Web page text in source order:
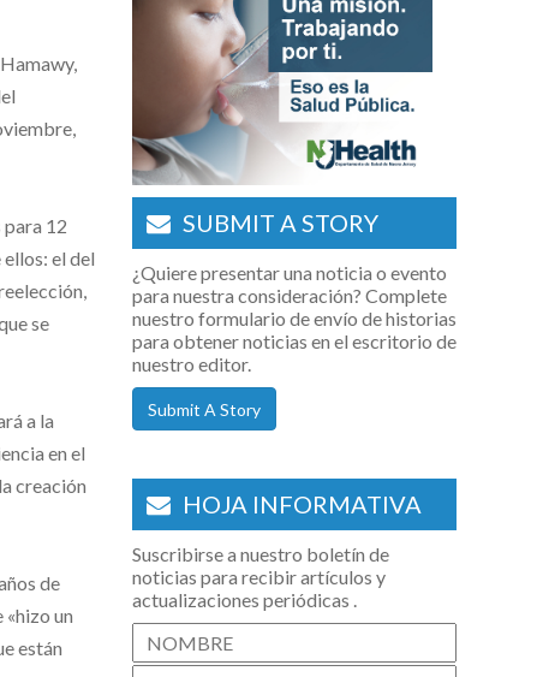
para 12
el del
se
a la
en el
creación
de
un
están
SUBMIT A STORY
¿Quiere presentar una noticia o evento
para nuestra consideración? Complete
nuestro formulario de envío de historias
para obtener noticias en el escritorio de
nuestro editor.
Submit A Story
HOJA INFORMATIVA
Suscribirse a nuestro boletín de
noticias para recibir artículos y
actualizaciones periódicas .